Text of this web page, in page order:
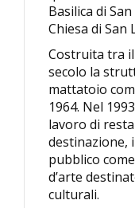
Basilica di
Chiesa di San
Costruita tra
secolo la
mattatoio
1964. Nel
lavoro di
destinazione,
pubblico
d’arte
culturali.